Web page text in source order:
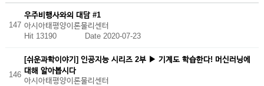
147
우주비행사와의 대담 #1
아시아태평양이론물리센터
Hit 13190 Date 2020-07-23
146
[쉬운과학이야기] 인공지능 시리즈 2부 ▶ 기계도 학습한다! 머신러닝에
대해 알아봅시다
아시아태평양이론물리센터